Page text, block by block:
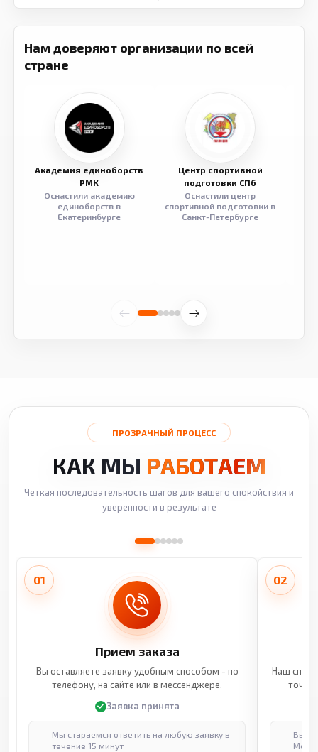
Нам доверяют организации по всей
стране
Академия единоборств
РМК
Оснастили академию
единоборств в
Екатеринбурге
Центр спортивной
подготовки СПб
Оснастили центр
спортивной подготовки в
Санкт-Петербурге
ПРОЗРАЧНЫЙ ПРОЦЕСС
КАК МЫ РАБОТАЕМ
Четкая последовательность шагов для вашего спокойствия и
уверенности в результате
01
Прием заказа
Вы оставляете заявку удобным способом - по
телефону, на сайте или в мессенджере.
Заявка принята
Мы стараемся ответить на любую заявку в
течение 15 минут
02
Наш